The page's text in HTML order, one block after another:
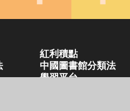
紅利積點
中國圖書館分類法
學習平台